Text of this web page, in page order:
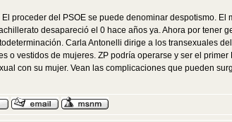
El proceder del PSOE se puede denominar despotismo.
desapareció el 0 hace años ya. Ahora por
Carla Antonelli dirige a los transexuales
o vestidos de mujeres. ZP podría operarse y ser el
con su mujer. Vean las complicaciones que pueden